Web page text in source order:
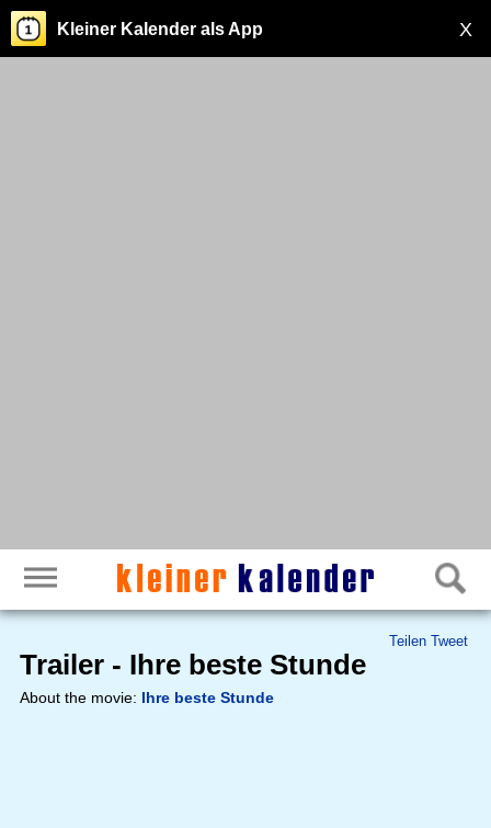
X
Kleiner Kalender als App
Teilen Tweet
Trailer - Ihre beste Stunde
About the movie: Ihre beste Stunde